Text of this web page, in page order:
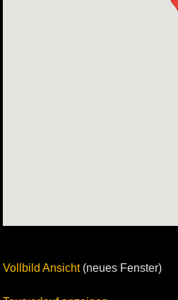
Vollbild Ansicht(neues Fenster)